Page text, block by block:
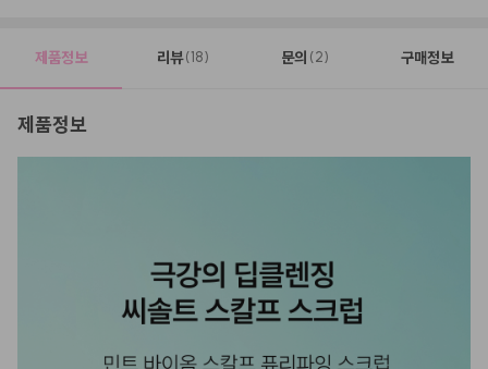
제품정보 리뷰(18) 문의 (2) 구매정보
제품정보